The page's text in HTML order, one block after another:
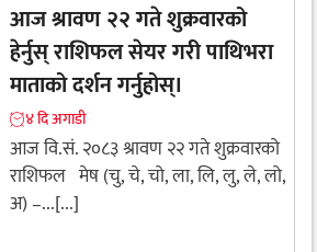
आज श्रावण २२ गते शुक्रवारको
हेर्नुस् राशिफल सेयर गरी पाथिभरा
माताको दर्शन गर्नुहोस्।
४ दि अगाडी
आज वि.सं. २०८३ श्रावण २२ गते शुक्रवारको
राशिफल मेष (चु, चे, चो, ला, लि, लु, ले, लो,
अ) –...[...]